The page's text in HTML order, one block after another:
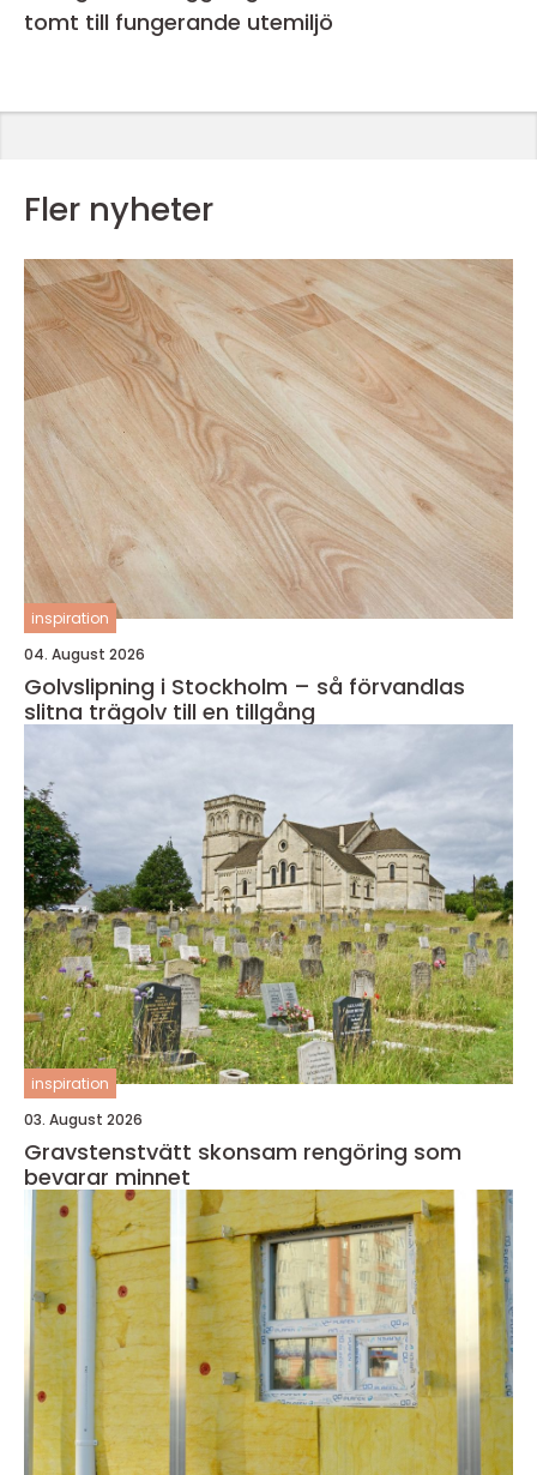
tomt till fungerande utemiljö
Fler nyheter
inspiration
04. August 2026
Golvslipning i Stockholm – så förvandlas
slitna trägolv till en tillgång
inspiration
03. August 2026
Gravstenstvätt skonsam rengöring som
bevarar minnet